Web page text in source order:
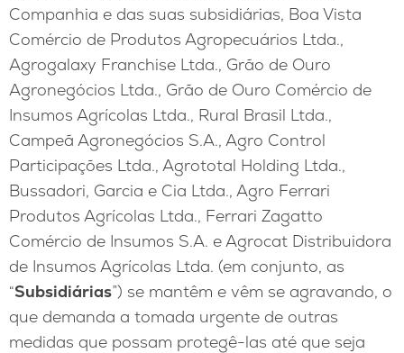
Companhia e das suas subsidiárias, Boa Vista
Comércio de Produtos Agropecuários Ltda.,
Agrogalaxy Franchise Ltda., Grão de Ouro
Agronegócios Ltda., Grão de Ouro Comércio de
Insumos Agrícolas Ltda., Rural Brasil Ltda.,
Campeã Agronegócios S.A., Agro Control
Participações Ltda., Agrototal Holding Ltda.,
Bussadori, Garcia e Cia Ltda., Agro Ferrari
Produtos Agrícolas Ltda., Ferrari Zagatto
Comércio de Insumos S.A. e Agrocat Distribuidora
de Insumos Agrícolas Ltda. (em conjunto, as
“Subsidiárias”) se mantêm e vêm se agravando, o
que demanda a tomada urgente de outras
medidas que possam protegê-las até que seja